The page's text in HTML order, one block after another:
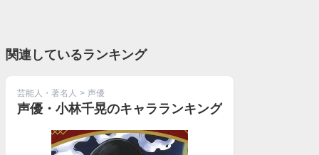
関連しているランキング
芸能人・著名人 > 声優
声優・小林千晃のキャラランキング